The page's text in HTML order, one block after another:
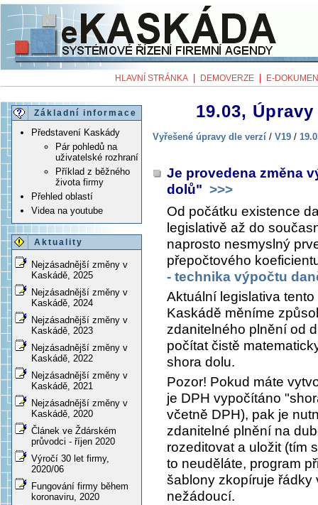
HLAVNÍ STRÁNKA DEMOVERZE E-
Základní informace
Představení Kaskády
Pár pohledů na
uživatelské rozhraní
Příklad z běžného
života firmy
Přehled oblastí
Videa na youtube
Aktuality
Nejzásadnější změny v
Kaskádě, 2025
Nejzásadnější změny v
Kaskádě, 2024
Nejzásadnější změny v
Kaskádě, 2023
Nejzásadnější změny v
Kaskádě, 2022
Nejzásadnější změny v
Kaskádě, 2021
Nejzásadnější změny v
Kaskádě, 2020
Článek ve Ždárském
průvodci - říjen 2020
Výročí 30 let firmy,
2020/06
Fungování firmy během
koronaviru, 2020
19.03,
Vyřešené úpravy dle verzí / V19 /
Je provedena změna
dolů" >>>
Od počátku existence
legislativě až do
naprosto nesmyslný
přepočtového
- technika výpočtu
Aktuální legislativa
Kaskádě měníme
zdanitelného plnění od
počítat čistě
shora dolu.
Pozor! Pokud máte
je DPH vypočítáno
včetně DPH), pak je
zdanitelné plnění na
rozeditovat a uložit (tím
to neuděláte, program
šablony zkopíruje řádky
nežádoucí.